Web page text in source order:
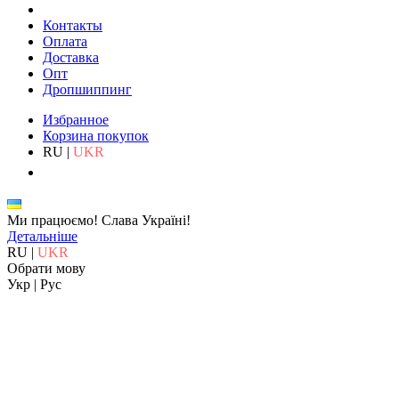
Контакты
Оплата
Доставка
Опт
Дропшиппинг
Избранное
Корзина покупок
RU | UKR
Ми працюємо! Слава Україні!
Детальніше
RU | UKR
Обрати мову
Укр | Рус